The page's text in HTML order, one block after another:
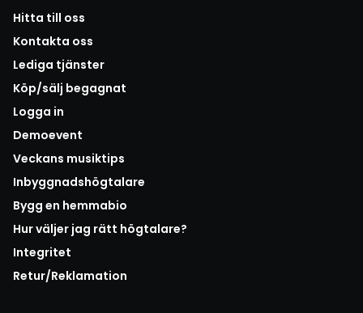
Hitta till oss
Kontakta oss
Lediga tjänster
Köp/sälj begagnat
Logga in
Demoevent
Veckans musiktips
Inbyggnadshögtalare
Bygg en hemmabio
Hur väljer jag rätt högtalare?
Integritet
Retur/Reklamation